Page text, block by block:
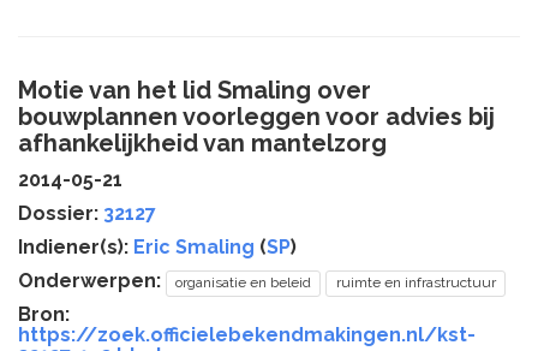
Motie van het lid Smaling over
bouwplannen voorleggen voor advies bij
afhankelijkheid van mantelzorg
2014-05-21
Dossier: 32127
Indiener(s): Eric Smaling (SP)
Onderwerpen:
organisatie en beleid ruimte en infrastructuur
Bron:
https://zoek.officielebekendmakingen.nl/kst-